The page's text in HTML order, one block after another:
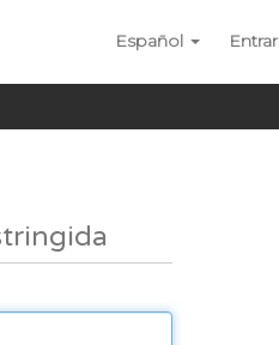
Español Entrar